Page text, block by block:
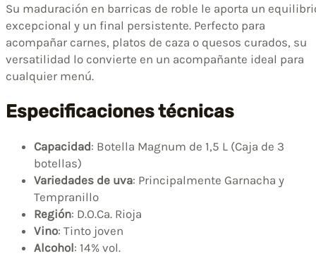
Su maduración en barricas de roble le aporta un
excepcional y un final persistente. Perfecto para
acompañar carnes, platos de caza o quesos curados, su
versatilidad lo convierte en un acompañante ideal para
cualquier menú.
Especificaciones técnicas
Capacidad: Botella Magnum de 1,5 L (Caja de 3
botellas)
Variedades de uva: Principalmente Garnacha y
Tempranillo
Región: D.O.Ca. Rioja
Vino: Tinto joven
Alcohol: 14% vol.